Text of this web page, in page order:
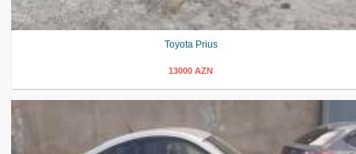
Toyota Prius
13000 AZN